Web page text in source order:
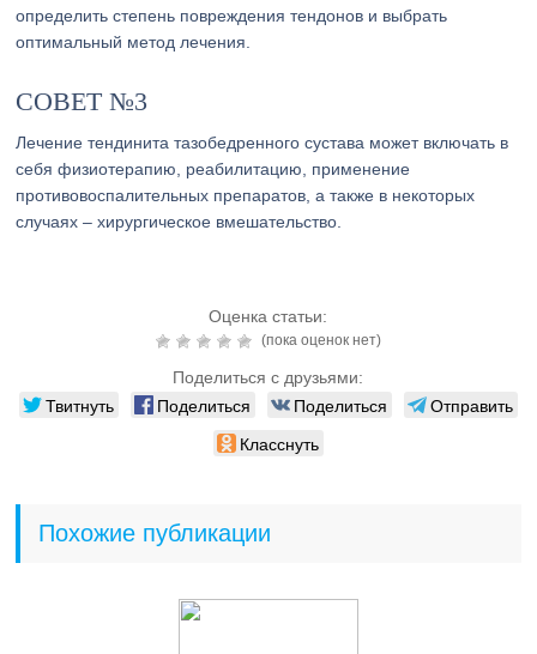
определить степень повреждения тендонов и выбрать
оптимальный метод лечения.
СОВЕТ №3
Лечение тендинита тазобедренного сустава может включать в
себя физиотерапию, реабилитацию, применение
противовоспалительных препаратов, а также в некоторых
случаях – хирургическое вмешательство.
Оценка статьи:
(пока оценок нет)
Поделиться с друзьями:
Твитнуть Поделиться Поделиться
Отправить
Класснуть
Похожие публикации